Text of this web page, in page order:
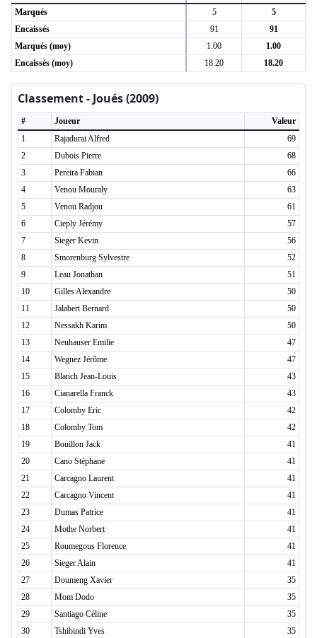
Marqués
5
5
Encaissés
91
91
Marqués (moy)
1.00
1.00
Encaissés (moy)
18.20 18.20
Classement - Joués (2009)
# Joueur
Valeur
1
Rajadurai Alfred
69
2
Dubois Pierre
68
3
Pereira Fabian
66
4
Venou Mouraly
63
5
Venou Radjou
61
6
Cieply Jérémy
57
7
Sieger Kevin
56
8
Smorenburg Sylvestre
52
9
Leau Jonathan
51
10
Gilles Alexandre
50
11
Jalabert Bernard
50
12
Nessakh Karim
50
13
Neuhauser Emilie
47
14
Wegnez Jérôme
47
15
Blanch Jean-Louis
43
16
Cianarella Franck
43
17
Colomby Eric
42
18
Colomby Tom
42
19
Bouillon Jack
41
20
Cano Stéphane
41
21
Carcagno Laurent
41
22
Carcagno Vincent
41
23
Dumas Patrice
41
24
Mothe Norbert
41
25
Roumegous Florence
41
26
Sieger Alain
41
27
Doumeng Xavier
35
28
Mom Dodo
35
29
Santiago Céline
35
30
Tshibindi Yves 35